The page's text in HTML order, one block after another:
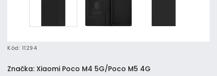
Kód: 11294
Značka: Xiaomi Poco M4 5G/Poco M5 4G